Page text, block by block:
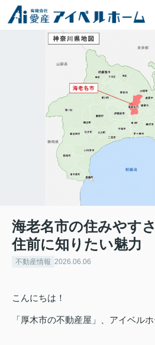
海老名市の住みやす
住前に知りたい魅力
不動産情報 2026.06.06
こんにちは！
「厚木市の不動産屋」、アイベルホ